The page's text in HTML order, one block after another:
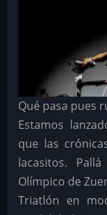
Qué pasa pues
Estamos
que las
lacasitos.
Olímpico de
Triatlón en